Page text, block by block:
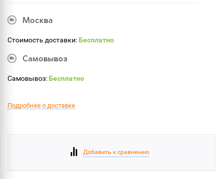
Москва
Стоимость доставки:Бесплатно
Самовывоз
Самовывоз:Бесплатно
Подробнее о доставке
Добавить к сравнению